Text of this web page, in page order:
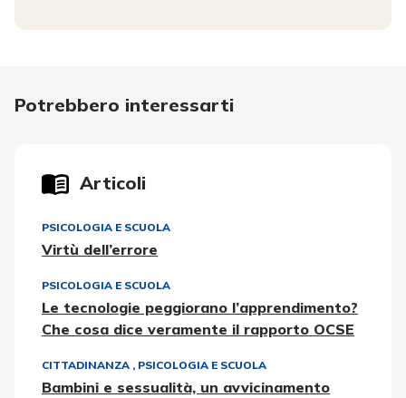
Potrebbero interessarti
Articoli
PSICOLOGIA E SCUOLA
Virtù dell’errore
PSICOLOGIA E SCUOLA
Le tecnologie peggiorano l’apprendimento?
Che cosa dice veramente il rapporto OCSE
CITTADINANZA , PSICOLOGIA E SCUOLA
Bambini e sessualità, un avvicinamento